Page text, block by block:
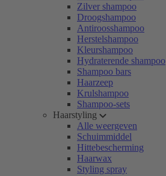
Zilver shampoo
Droogshampoo
Antiroosshampoo
Herstelshampoo
Kleurshampoo
Hydraterende shampoo
Shampoo bars
Haarzeep
Krulshampoo
Shampoo-sets
Haarstyling
Alle weergeven
Schuimmiddel
Hittebescherming
Haarwax
Styling spray